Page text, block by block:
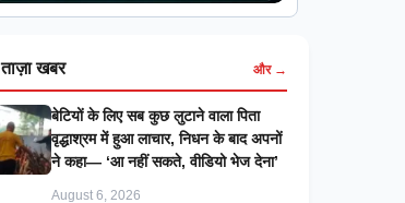
ताज़ा खबर और →
बेटियों के लिए सब कुछ लुटाने वाला पिता
वृद्धाश्रम में हुआ लाचार, निधन के बाद अपनों
ने कहा— ‘आ नहीं सकते, वीडियो भेज देना’
August 6, 2026